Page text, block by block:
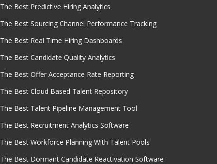
The Best Predictive Hiring Analytics
The Best Sourcing Channel Performance Tracking
The Best Real Time Hiring Dashboards
The Best Candidate Quality Analytics
The Best Offer Acceptance Rate Reporting
The Best Cloud Based Talent Repository
The Best Talent Pipeline Management Tool
The Best Recruitment Analytics Software
The Best Workforce Planning With Talent Pools
The Best Dormant Candidate Reactivation Software